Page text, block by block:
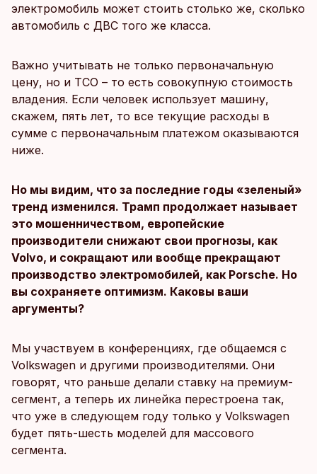
электромобиль может стоить столько же, сколько
автомобиль с ДВС того же класса.
Важно учитывать не только первоначальную
цену, но и TCO – то есть совокупную стоимость
владения. Если человек использует машину,
скажем, пять лет, то все текущие расходы в
сумме с первоначальным платежом оказываются
ниже.
Но мы видим, что за последние годы «зеленый»
тренд изменился. Трамп продолжает называет
это мошенничеством, европейские
производители снижают свои прогнозы, как
Volvo, и сокращают или вообще прекращают
производство электромобилей, как Porsche. Но
вы сохраняете оптимизм. Каковы ваши
аргументы?
Мы участвуем в конференциях, где общаемся с
Volkswagen и другими производителями. Они
говорят, что раньше делали ставку на премиум-
сегмент, а теперь их линейка перестроена так,
что уже в следующем году только у Volkswagen
будет пять-шесть моделей для массового
сегмента.